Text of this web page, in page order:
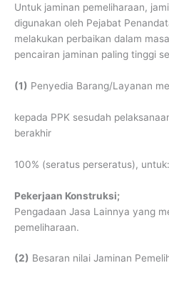
Untuk jaminan pemeliharaan,
digunakan oleh Pejabat
melakukan perbaikan dalam
pencairan jaminan paling tinggi
(1) Penyedia Barang/Layanan
kepada PPK sesudah
berakhir
100% (seratus perseratus), untuk:
Pekerjaan Konstruksi;
Pengadaan Jasa Lainnya yang
pemeliharaan.
(2) Besaran nilai Jaminan